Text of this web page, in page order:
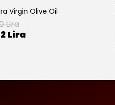
Virgin Olive Oil
Lira
Lira